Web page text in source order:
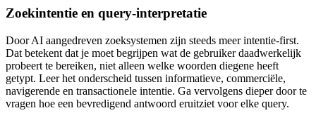
Zoekintentie en query-interpretatie
Door AI aangedreven zoeksystemen zijn steeds meer intentie-first.
Dat betekent dat je moet begrijpen wat de gebruiker daadwerkelijk
probeert te bereiken, niet alleen welke woorden diegene heeft
getypt. Leer het onderscheid tussen informatieve, commerciële,
navigerende en transactionele intentie. Ga vervolgens dieper door te
vragen hoe een bevredigend antwoord eruitziet voor elke query.